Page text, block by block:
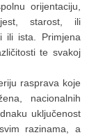
orijentaciju,
starost, ili
ili ista. Primjena
te svakoj
rasprava koje
nacionalnih
uključenost
razinama, a